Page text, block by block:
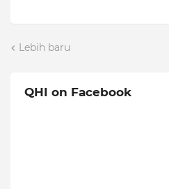
Lebih baru
QHI on Facebook